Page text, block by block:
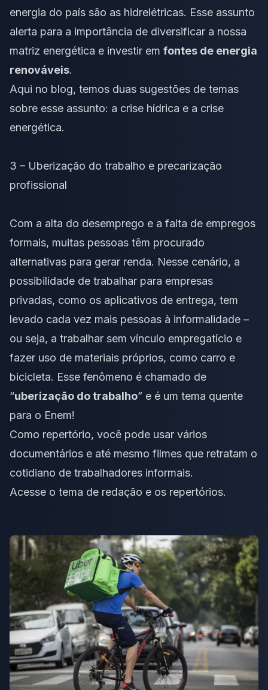
energia do país são as hidrelétricas. Esse assunto
alerta para a importância de diversificar a nossa
matriz energética e investir em fontes de energia
renováveis.
Aqui no blog, temos duas sugestões de temas
sobre esse assunto: a crise hídrica e a crise
energética.
3 – Uberização do trabalho e precarização
profissional
Com a alta do desemprego e a falta de empregos
formais, muitas pessoas têm procurado
alternativas para gerar renda. Nesse cenário, a
possibilidade de trabalhar para empresas
privadas, como os aplicativos de entrega, tem
levado cada vez mais pessoas à informalidade –
ou seja, a trabalhar sem vínculo empregatício e
fazer uso de materiais próprios, como carro e
bicicleta. Esse fenômeno é chamado de
“uberização do trabalho” e é um tema quente
para o Enem!
Como repertório, você pode usar vários
documentários e até mesmo filmes que retratam o
cotidiano de trabalhadores informais.
Acesse o tema de redação e os repertórios.